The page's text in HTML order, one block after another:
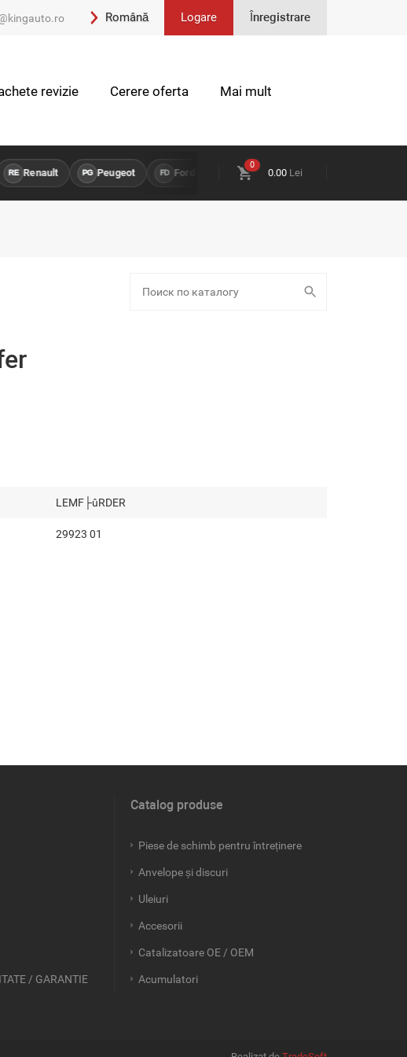
Română Logare Înregistrare
revizie Cerere oferta Mai mult
RE Renault PG Peugeot Ford Opel LR Land Rover
0
0.00 Lei
LEMF├ûRDER
29923 01
/ GARANTIE
Catalog produse
Piese de schimb pentru întreținere
Anvelope și discuri
Uleiuri
Accesorii
Catalizatoare OE / OEM
Acumulatori